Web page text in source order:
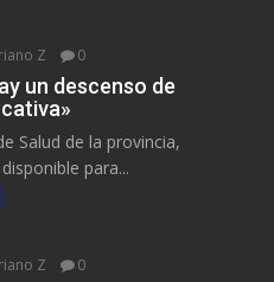
Z 0
un descenso de
Salud de la provincia,
para...
Z 0